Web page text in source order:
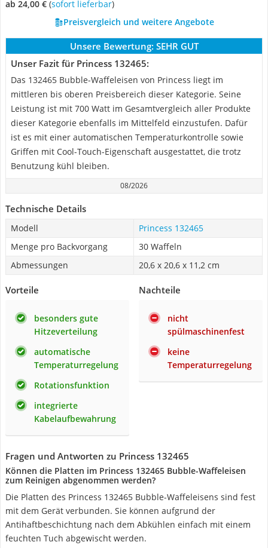
ab 24,00 € ( Sofort lieferbar)
Preisvergleich und weitere Angebote
Unsere Bewertung: SEHR GUT
Unser Fazit für Princess 132465:
Das 132465 Bubble-Waffeleisen von Princess liegt im
mittleren bis oberen Preisbereich dieser Kategorie. Seine
Leistung ist mit 700 Watt im Gesamtvergleich aller Produkte
dieser Kategorie ebenfalls im Mittelfeld einzustufen. Dafür
ist es mit einer automatischen Temperaturkontrolle sowie
Griffen mit Cool-Touch-Eigenschaft ausgestattet, die trotz
Benutzung kühl bleiben.
08/2026
Technische Details
Modell
Princess 132465
Menge pro Backvorgang
30 Waffeln
Abmessungen
20,6 x 20,6 x 11,2 cm
Vorteile
besonders gute
Hitzeverteilung
automatische
Temperaturregelung
Rotationsfunktion
integrierte
Kabelaufbewahrung
Nachteile
nicht
spülmaschinenfest
keine
Temperaturregelung
Fragen und Antworten zu Princess 132465
Können die Platten im Princess 132465 Bubble-Waffeleisen
zum Reinigen abgenommen werden?
Die Platten des Princess 132465 Bubble-Waffeleisens sind fest
mit dem Gerät verbunden. Sie können aufgrund der
Antihaftbeschichtung nach dem Abkühlen einfach mit einem
feuchten Tuch abgewischt werden.